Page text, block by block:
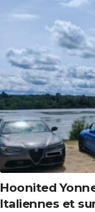
Hoonited
Italiennes et